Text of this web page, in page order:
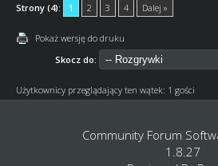
Strony (4): 1 2 3 4 Dalej »
Pokaż wersję do druku
Skocz do:
Użytkownicy przeglądający ten wątek: 1 gości
Community Forum
1.8.27